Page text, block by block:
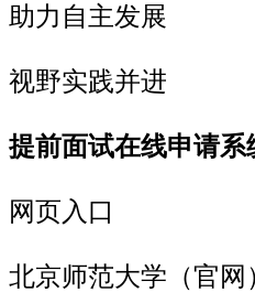
助力自主发展
视野实践并进
提前面试在线申请系
网页入口
北京师范大学（官